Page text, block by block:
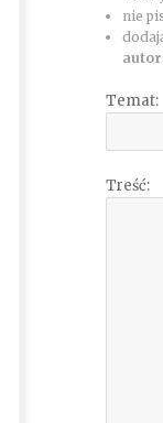
nie
Temat:
Treść: